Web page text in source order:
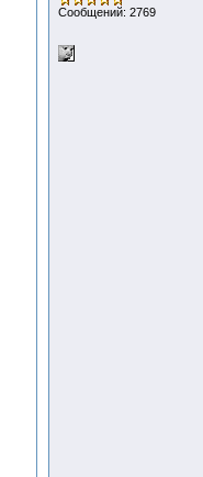
Сообщений: 2769